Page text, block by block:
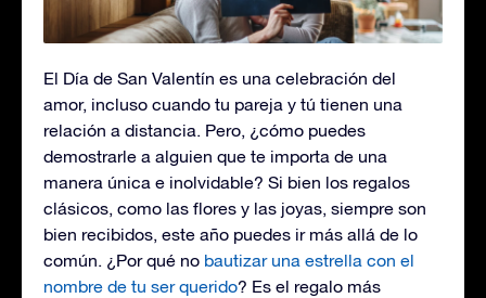
El Día de San Valentín es una celebración del
amor, incluso cuando tu pareja y tú tienen una
relación a distancia. Pero, ¿cómo puedes
demostrarle a alguien que te importa de una
manera única e inolvidable? Si bien los regalos
clásicos, como las flores y las joyas, siempre son
bien recibidos, este año puedes ir más allá de lo
común. ¿Por qué no bautizar una estrella con el
nombre de tu ser querido? Es el regalo más